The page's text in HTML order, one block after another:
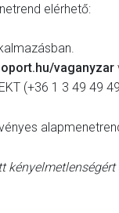
elérhető:
.
vaganyzar
(+36 1 3 49 49